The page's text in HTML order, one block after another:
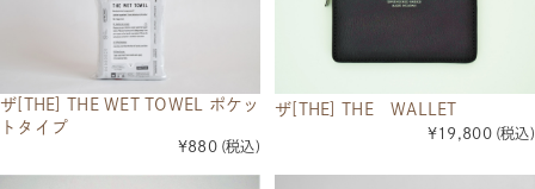
ザ[THE] THE WET TOWEL ポケッ
トタイプ
¥880 (税込)
ザ[THE] THE WALLET
¥19,800 (税込)